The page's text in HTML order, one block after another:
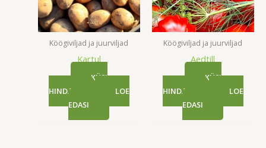
Köögiviljad ja juurviljad
Kartul
KÜSI
HINDA
LOE
EDASI
Köögiviljad ja juurviljad
Aedtill
KÜSI
HINDA
LOE
EDASI